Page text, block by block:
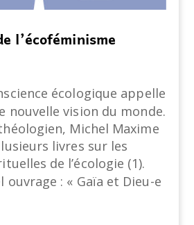
l’écoféminisme
écologique appelle
nouvelle vision du monde.
Michel Maxime
livres sur les
de l’écologie (1).
ouvrage : « Gaïa et Dieu-e